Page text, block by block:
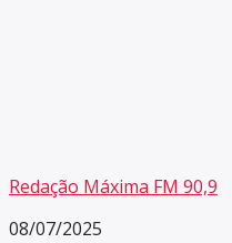
Redação Máxima FM 90,9
08/07/2025